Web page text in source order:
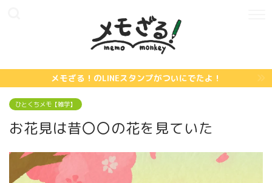
メモざる！のLINEスタンプがついにでたよ！
ひとくちメモ【雑学】
お花見は昔〇〇の花を見ていた